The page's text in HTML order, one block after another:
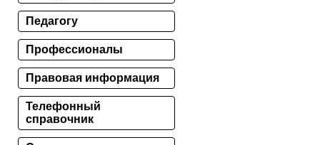
Педагогу
Профессионалы
Правовая информация
Телефонный
справочник